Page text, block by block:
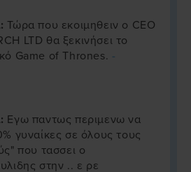
Τώρα που εκοιμηθειν ο CEO
LTD θα ξεκινήσει το
Game of Thrones. -
Εγω παντως περιμενω να
γυναίκες σε όλους τους
που τασσει ο
στην .. ε ρε